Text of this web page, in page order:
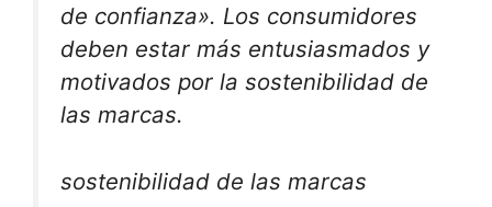
de confianza». Los consumidores
deben estar más entusiasmados y
motivados por la sostenibilidad de
las marcas.
sostenibilidad de las marcas